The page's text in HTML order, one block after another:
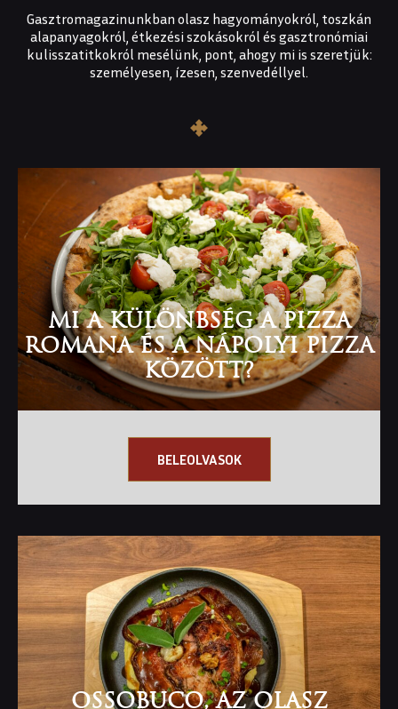
Gasztromagazinunkban olasz hagyományokról, toszkán
alapanyagokról, étkezési szokásokról és gasztronómiai
kulisszatitkokról mesélünk, pont, ahogy mi is szeretjük:
személyesen, ízesen, szenvedéllyel.
MI A KÜLÖNBSÉG A PIZZA
ROMANA ÉS A NÁPOLYI PIZZA
KÖZÖTT?
BELEOLVASOK
OSSOBUCO, AZ OLASZ